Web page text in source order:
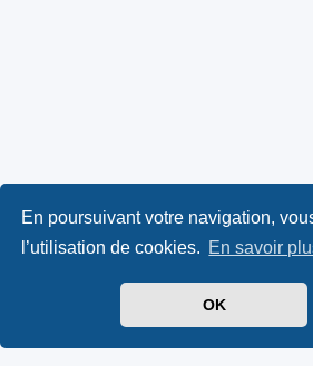
En poursuivant votre navigation,
l’utilisation de cookies. En savoir
OK